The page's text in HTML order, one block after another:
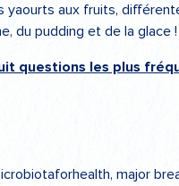
yaourts aux fruits,
du pudding et de la glace !
questions les plus
major